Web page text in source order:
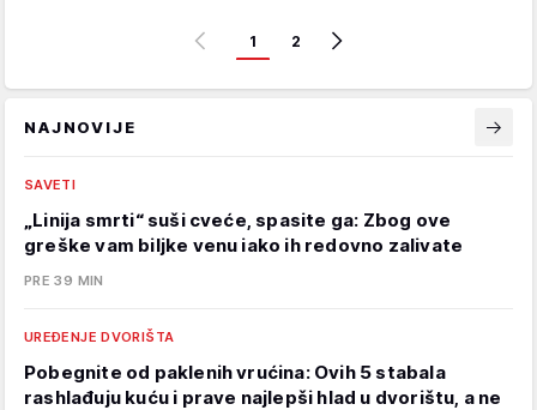
1 2
NAJNOVIJE
SAVETI
„Linija smrti“ suši cveće, spasite ga: Zbog ove
greške vam biljke venu iako ih redovno zalivate
PRE 39 MIN
UREĐENJE DVORIŠTA
Pobegnite od paklenih vrućina: Ovih 5 stabala
rashlađuju kuću i prave najlepši hlad u dvorištu, a ne